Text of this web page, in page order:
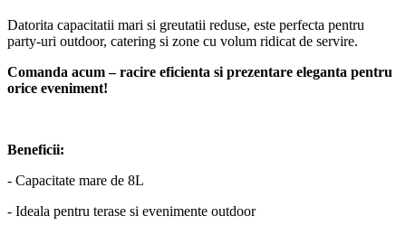
Datorita capacitatii mari si greutatii reduse, este perfecta pentru
party-uri outdoor, catering si zone cu volum ridicat de servire.
Comanda acum – racire eficienta si prezentare eleganta pentru
orice eveniment!
Beneficii:
- Capacitate mare de 8L
- Ideala pentru terase si evenimente outdoor